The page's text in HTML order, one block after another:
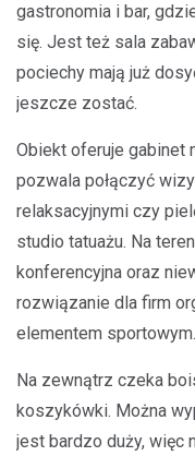
gastronomia i bar,
się. Jest też sala
pociechy mają już
jeszcze zostać.
Obiekt oferuje gabinet
pozwala połączyć
relaksacyjnymi czy
studio tatuażu. Na
konferencyjna oraz
rozwiązanie dla firm
elementem sportowym.
Na zewnątrz czeka
koszykówki. Można
jest bardzo duży, więc